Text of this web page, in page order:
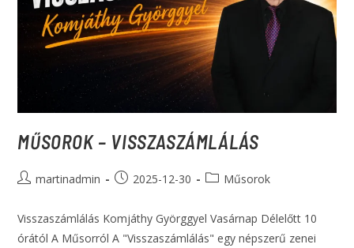
MŰSOROK – VISSZASZÁMLÁLÁS
martinadmin 2025-12-30 Műsorok
Visszaszámlálás Komjáthy Györggyel Vasárnap Délelőtt 10
órától A Műsorról A "Visszaszámlálás" egy népszerű zenei